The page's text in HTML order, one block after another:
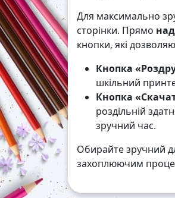
Для максимально
сторінки. Прямо
кнопки, які
Кнопка
шкільний
Кнопка
роздільній
зручний час.
Обирайте зручний
захоплюючим